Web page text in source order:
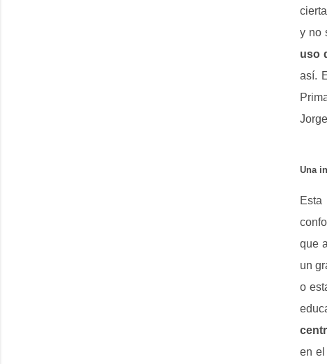
y no
uso
así.
Una
que
un
o
en el